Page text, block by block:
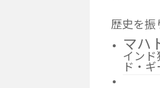
歴史を振
マハ
イン
ド・